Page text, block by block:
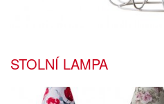
STOLNÍ LAMPA